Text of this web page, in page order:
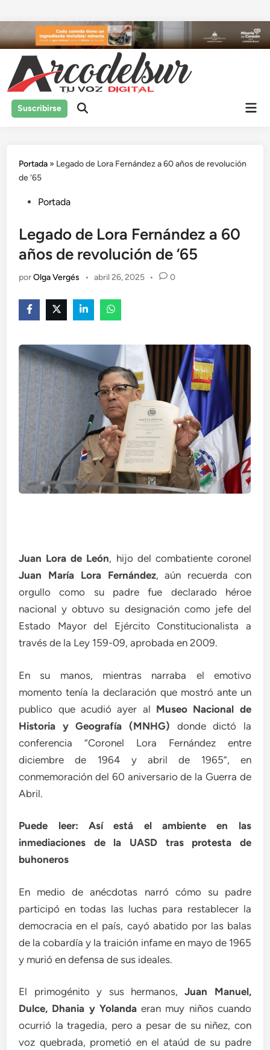
al
contenido
Suscribirse
Portada » Legado de Lora Fernández a 60 años de revolución
de ‘65
Publicado
Portada
Legado de Lora Fernández a 60
años de revolución de ‘65
porOlga Vergés • abril 26, 2025 • 0
Juan Lora de León, hijo del combatiente coronel
Juan María Lora Fernández, aún recuerda con
orgullo como su padre fue declarado héroe
nacional y obtuvo su designación como jefe del
Estado Mayor del Ejército Constitucionalista a
través de la Ley 159-09, aprobada en 2009.
En su manos, mientras narraba el emotivo
momento tenía la declaración que mostró ante un
publico que acudió ayer al Museo Nacional de
Historia y Geografía (MNHG) donde dictó la
conferencia “Coronel Lora Fernández entre
diciembre de 1964 y abril de 1965”, en
conmemoración del 60 aniversario de la Guerra de
Abril.
Puede leer: Así está el ambiente en las
inmediaciones de la UASD tras protesta de
buhoneros
En medio de anécdotas narró cómo su padre
participó en todas las luchas para restablecer la
democracia en el país, cayó abatido por las balas
de la cobardía y la traición infame en mayo de 1965
y murió en defensa de sus ideales.
El primogénito y sus hermanos,Juan Manuel,
Dulce, Dhania y Yolandaeran muy niños cuando
ocurrió la tragedia, pero a pesar de su niñez, con
voz quebrada, prometió en el ataúd de su padre